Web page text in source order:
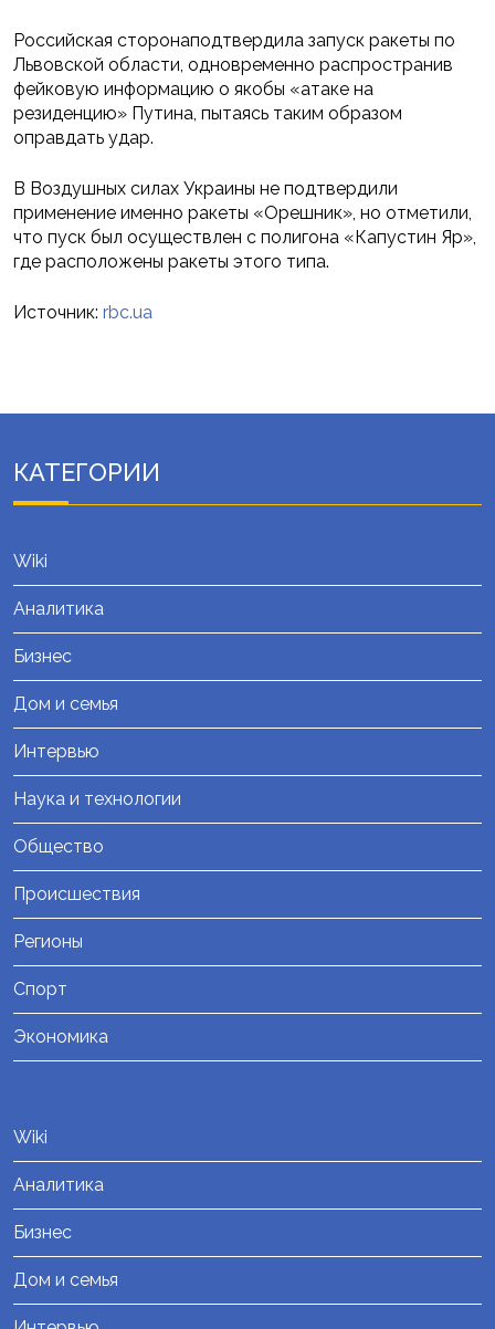
Российская сторонаподтвердила запуск ракеты по
Львовской области, одновременно распространив
фейковую информацию о якобы «атаке на
резиденцию» Путина, пытаясь таким образом
оправдать удар.
В Воздушных силах Украины не подтвердили
применение именно ракеты «Орешник», но отметили,
что пуск был осуществлен с полигона «Капустин Яр»,
где расположены ракеты этого типа.
Источник: rbc.ua
КАТЕГОРИИ
Wiki
Аналитика
Бизнес
Дом и семья
Интервью
Наука и технологии
Общество
Происшествия
Регионы
Спорт
Экономика
Wiki
Аналитика
Бизнес
Дом и семья